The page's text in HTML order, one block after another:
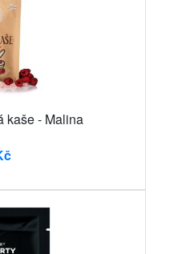
kaše - Malina